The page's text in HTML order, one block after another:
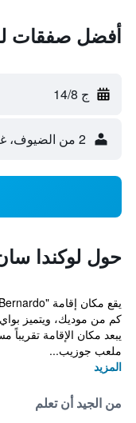
أفضل صفقات
ج 14/8
2 من الضيوف، غرفة واحدة
حول لوكندا
كم من موديك، ويتميز
ملعب جوزيب...
المزيد
من الجيد أن تعلم